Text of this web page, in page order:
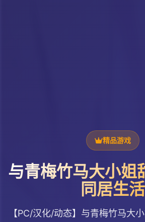
精品游戏
与青梅竹马大小姐
同居生活
【PC/汉化/动态】与青梅竹马大